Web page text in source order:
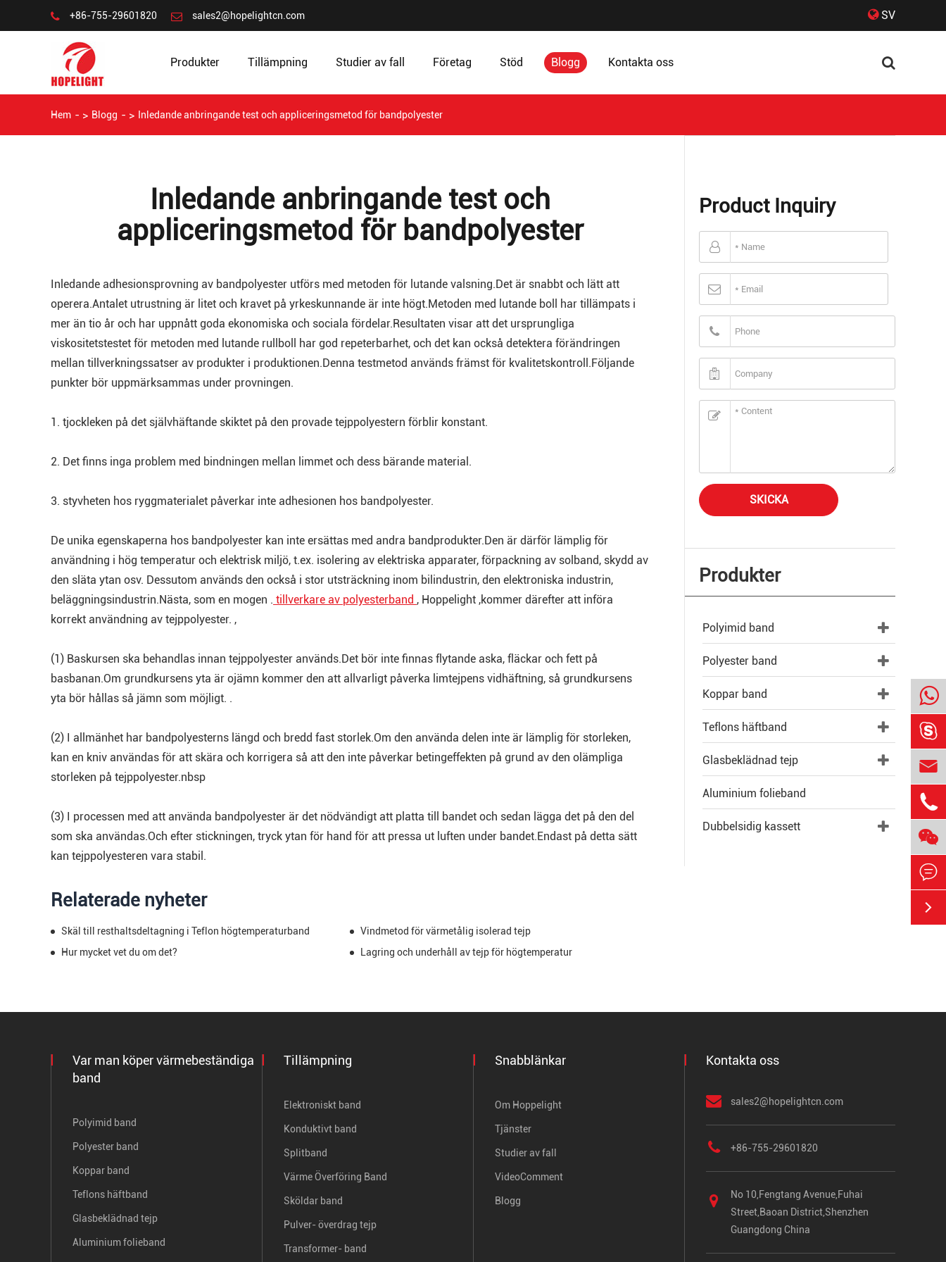
+86-755-29601820 sales2@hopelightcn.com SV
Produkter Tillämpning Studier av fall Företag Stöd Blogg Kontakta oss
Hem Blogg Inledande anbringande test och appliceringsmetod för bandpolyester
Inledande anbringande test och
appliceringsmetod för bandpolyester
Inledande adhesionsprovning av bandpolyester utförs med metoden för lutande valsning.Det är snabbt och lätt att
operera.Antalet utrustning är litet och kravet på yrkeskunnande är inte högt.Metoden med lutande boll har tillämpats i
mer än tio år och har uppnått goda ekonomiska och sociala fördelar.Resultaten visar att det ursprungliga
viskositetstestet för metoden med lutande rullboll har god repeterbarhet, och det kan också detektera förändringen
mellan tillverkningssatser av produkter i produktionen.Denna testmetod används främst för kvalitetskontroll.Följande
punkter bör uppmärksammas under provningen.
1. tjockleken på det självhäftande skiktet på den provade tejppolyestern förblir konstant.
2. Det finns inga problem med bindningen mellan limmet och dess bärande material.
3. styvheten hos ryggmaterialet påverkar inte adhesionen hos bandpolyester.
De unika egenskaperna hos bandpolyester kan inte ersättas med andra bandprodukter.Den är därför lämplig för
användning i hög temperatur och elektrisk miljö, t.ex. isolering av elektriska apparater, förpackning av solband, skydd av
den släta ytan osv. Dessutom används den också i stor utsträckning inom bilindustrin, den elektroniska industrin,
beläggningsindustrin.Nästa, som en mogen . tillverkare av polyesterband , Hoppelight ,kommer därefter att införa
korrekt användning av tejppolyester. ,
(1) Baskursen ska behandlas innan tejppolyester används.Det bör inte finnas flytande aska, fläckar och fett på
basbanan.Om grundkursens yta är ojämn kommer den att allvarligt påverka limtejpens vidhäftning, så grundkursens
yta bör hållas så jämn som möjligt. .
(2) I allmänhet har bandpolyesterns längd och bredd fast storlek.Om den använda delen inte är lämplig för storleken,
kan en kniv användas för att skära och korrigera så att den inte påverkar betingeffekten på grund av den olämpliga
storleken på tejppolyester.nbsp
(3) I processen med att använda bandpolyester är det nödvändigt att platta till bandet och sedan lägga det på den del
som ska användas.Och efter stickningen, tryck ytan för hand för att pressa ut luften under bandet.Endast på detta sätt
kan tejppolyesteren vara stabil.
Relaterade nyheter
Skäl till resthaltsdeltagning i Teflon högtemperaturband
Vindmetod för värmetålig isolerad tejp
Hur mycket vet du om det?
Lagring och underhåll av tejp för högtemperatur
Product Inquiry
SKICKA
Produkter
Polyimid band
Polyester band
Koppar band
Teflons häftband
Glasbeklädnad tejp
Aluminium folieband
Dubbelsidig kassett
Var man köper värmebeständiga
band
Polyimid band
Polyester band
Koppar band
Teflons häftband
Glasbeklädnad tejp
Aluminium folieband
Tillämpning
Elektroniskt band
Konduktivt band
Splitband
Värme Överföring Band
Sköldar band
Pulver- överdrag tejp
Transformer- band
Snabblänkar
Om Hoppelight
Tjänster
Studier av fall
VideoComment
Blogg
Kontakta oss
sales2@hopelightcn.com
+86-755-29601820
No 10,Fengtang Avenue,Fuhai
Street,Baoan District,Shenzhen
Guangdong China





